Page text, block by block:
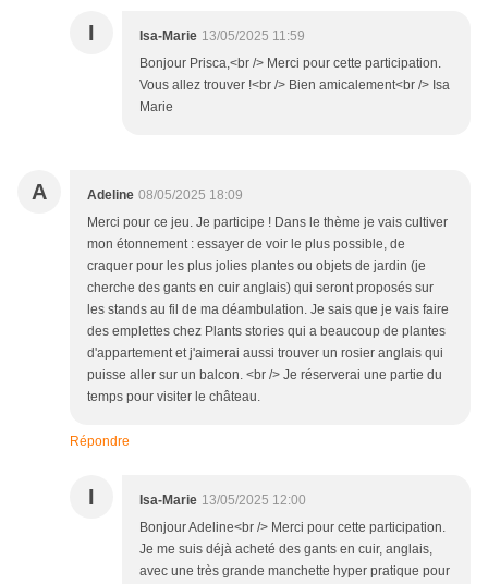
I Isa-Marie 13/05/2025 11:59
Bonjour Prisca,<br /> Merci pour cette participation.
Vous allez trouver !<br /> Bien amicalement<br /> Isa
Marie
A Adeline 08/05/2025 18:09
Merci pour ce jeu. Je participe ! Dans le thème je vais cultiver
mon étonnement : essayer de voir le plus possible, de
craquer pour les plus jolies plantes ou objets de jardin (je
cherche des gants en cuir anglais) qui seront proposés sur
les stands au fil de ma déambulation. Je sais que je vais faire
des emplettes chez Plants stories qui a beaucoup de plantes
d'appartement et j'aimerai aussi trouver un rosier anglais qui
puisse aller sur un balcon. <br /> Je réserverai une partie du
temps pour visiter le château.
Répondre
I Isa-Marie 13/05/2025 12:00
Bonjour Adeline<br /> Merci pour cette participation.
Je me suis déjà acheté des gants en cuir, anglais,
avec une très grande manchette hyper pratique pour